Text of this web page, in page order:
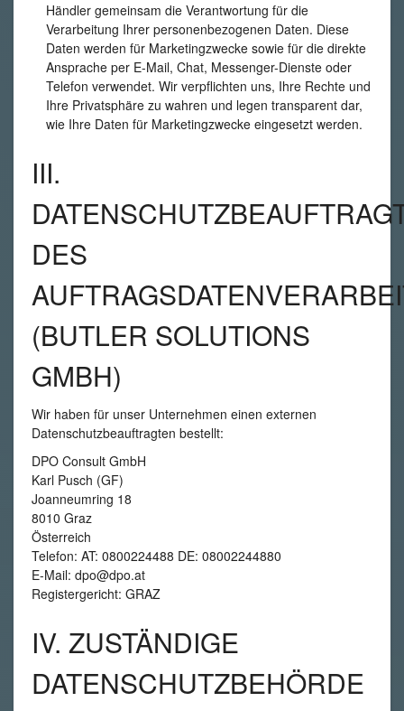
Händler gemeinsam die Verantwortung für die
Verarbeitung Ihrer personenbezogenen Daten. Diese
Daten werden für Marketingzwecke sowie für die direkte
Ansprache per E-Mail, Chat, Messenger-Dienste oder
Telefon verwendet. Wir verpflichten uns, Ihre Rechte und
Ihre Privatsphäre zu wahren und legen transparent dar,
wie Ihre Daten für Marketingzwecke eingesetzt werden.
III.
DES
(BUTLER SOLUTIONS
GMBH)
Wir haben für unser Unternehmen einen externen
Datenschutzbeauftragten bestellt:
DPO Consult GmbH
Karl Pusch (GF)
Joanneumring 18
8010 Graz
Österreich
Telefon: AT: 0800224488 DE: 08002244880
E-Mail: dpo@dpo.at
Registergericht: GRAZ
IV. ZUSTÄNDIGE
DATENSCHUTZBEHÖRDE